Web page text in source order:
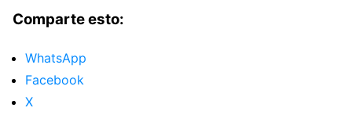
Comparte esto:
WhatsApp
Facebook
X